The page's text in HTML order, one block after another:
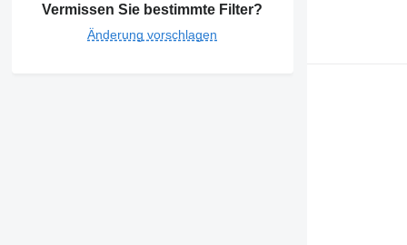
Vermissen Sie bestimmte Filter?
Änderung vorschlagen